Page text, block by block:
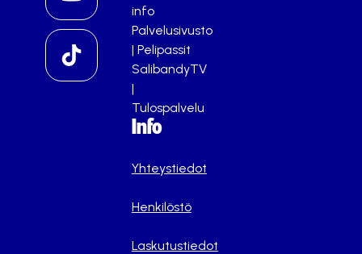
info
Palvelusivusto
| Pelipassit
SalibandyTV
|
Tulospalvelu
Info
Yhteystiedot
Henkilöstö
Laskutustiedot